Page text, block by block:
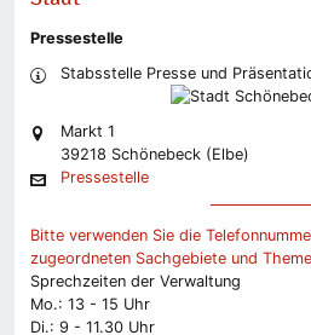
Pressestelle
Stabsstelle Presse und
Markt 1
39218 Schönebeck (Elbe)
Pressestelle
Bitte verwenden Sie die
zugeordneten Sachgebiete und
Sprechzeiten der Verwaltung
Mo.: 13 - 15 Uhr
Di.: 9 - 11.30 Uhr